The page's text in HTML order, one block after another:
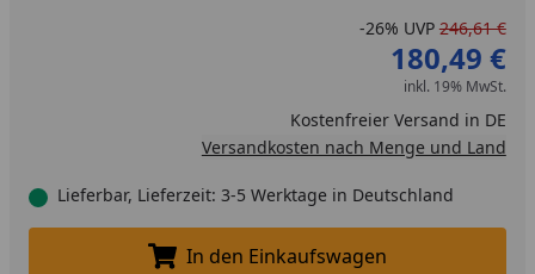
-26% UVP 246,61 €
180,49 €
inkl. 19% MwSt.
Kostenfreier Versand in DE
Versandkosten nach Menge und Land
Lieferbar, Lieferzeit: 3-5 Werktage in Deutschland
In den Einkaufswagen legen
In den Einkaufswagen